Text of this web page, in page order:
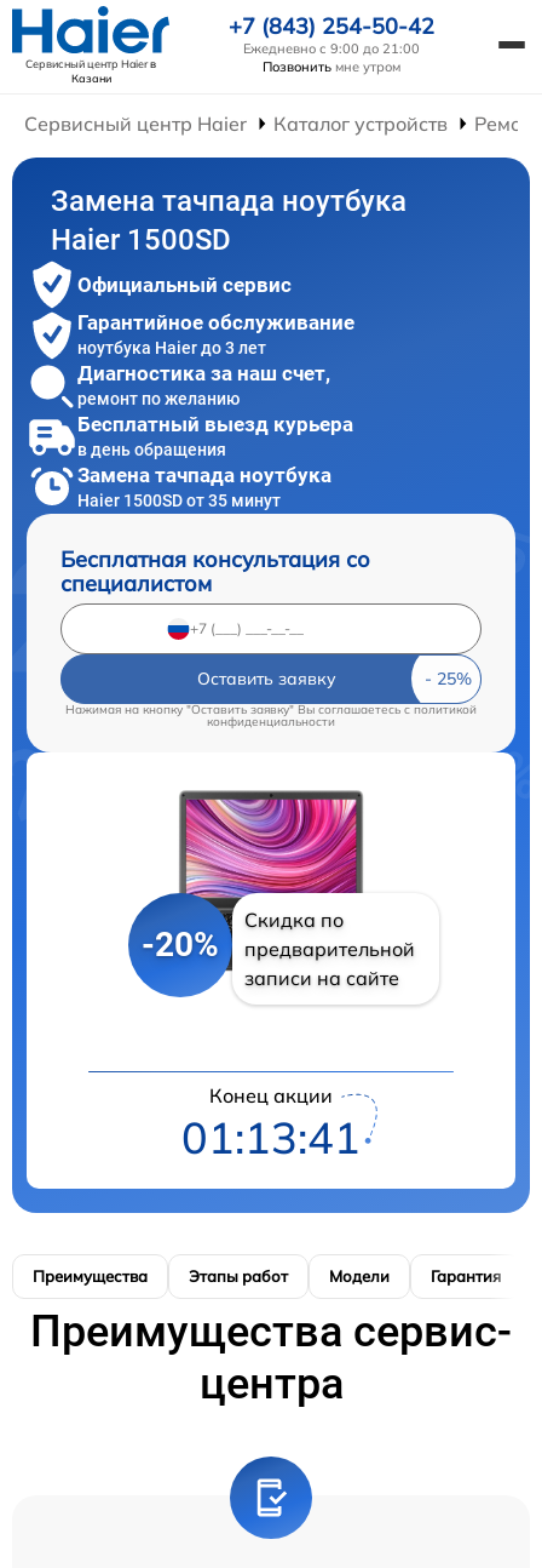
Сервисный центр Haierв
Казани
+7 (843) 254-50-42
Ежедневно с 9:00 до 21:00
Позвонить мне утром
Сервисный центр Haier Каталог устройств
Замена тачпада ноутбука
Haier 1500SD
Официальный сервис
Гарантийное обслуживание
ноутбука Haier до 3 лет
Диагностика за наш счет,
ремонт по желанию
Бесплатный выезд курьера
в день обращения
Замена тачпада ноутбука
Haier 1500SD от 35 минут
Бесплатная консультация со
специалистом
Оставить заявку
Нажимая на кнопку "Оставить заявку" Вы соглашаетесь cполитикой
конфиденциальности
-20%
Скидка по
предварительной
записи на сайте
Конец акции
01:13:40
Преимущества Этапы работ Модели Гарантия
Преимущества сервис-
центра